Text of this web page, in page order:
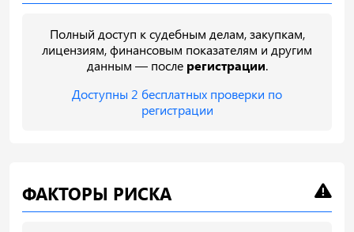
Полный доступ к судебным делам, закупкам,
лицензиям, финансовым показателям и другим
данным — после регистрации.
Доступны 2 бесплатных проверки по
регистрации
ФАКТОРЫ РИСКА